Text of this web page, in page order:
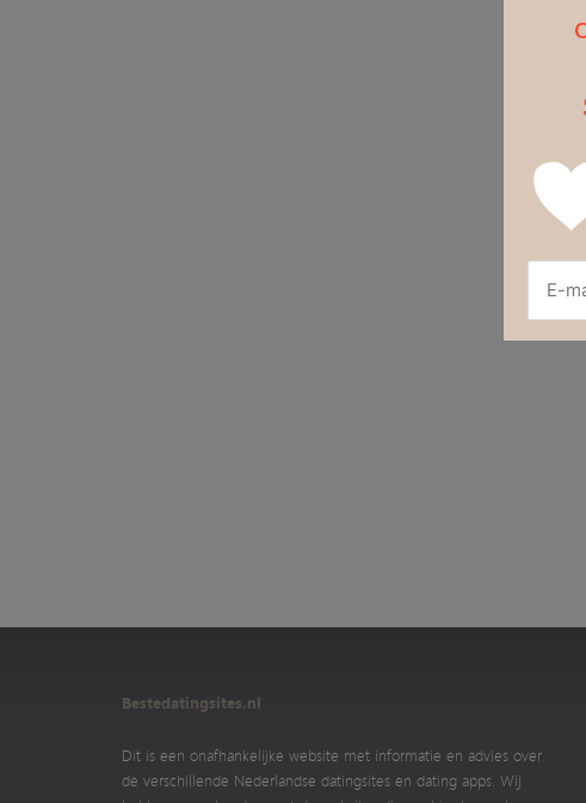
Bestedatingsites.nl
Dit is een onafhankelijke website met informatie en advies over
de verschillende Nederlandse datingsites en dating apps. Wij